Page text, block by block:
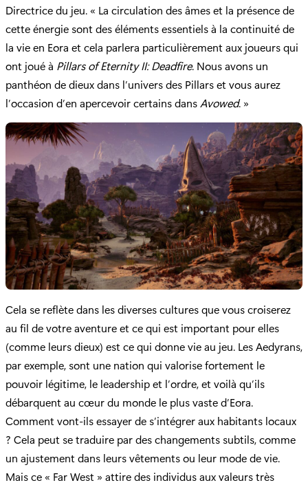
Directrice du jeu. « La circulation des âmes et la présence de
cette énergie sont des éléments essentiels à la continuité de
la vie en Eora et cela parlera particulièrement aux joueurs qui
ont joué à Pillars of Eternity II: Deadfire. Nous avons un
panthéon de dieux dans l’univers des Pillars et vous aurez
l’occasion d’en apercevoir certains dansAvowed. »
Cela se reflète dans les diverses cultures que vous croiserez
au fil de votre aventure et ce qui est important pour elles
(comme leurs dieux) est ce qui donne vie au jeu. Les Aedyrans,
par exemple, sont une nation qui valorise fortement le
pouvoir légitime, le leadership et l’ordre, et voilà qu’ils
débarquent au cœur du monde le plus vaste d’Eora.
Comment vont-ils essayer de s’intégrer aux habitants locaux
? Cela peut se traduire par des changements subtils, comme
un ajustement dans leurs vêtements ou leur mode de vie.
Mais ce « Far West » attire des individus aux valeurs très